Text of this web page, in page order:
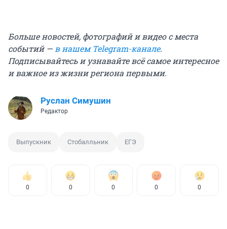
Больше новостей, фотографий и видео с места
событий — в нашем Telegram-канале.
Подписывайтесь и узнавайте всё самое интересное
и важное из жизни региона первыми.
Руслан Симушин
Редактор
Выпускник Стобалльник ЕГЭ
0 0 0 0 0